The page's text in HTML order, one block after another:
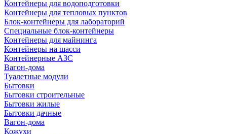
Контейнеры для водоподготовки
Контейнеры для тепловых пунктов
Блок-контейнеры для лабораторий
Специальные блок-контейнеры
Контейнеры для майнинга
Контейнеры на шасси
Контейнерные АЗС
Вагон-дома
Туалетные модули
Бытовки
Бытовки строительные
Бытовки жилые
Бытовки дачные
Вагон-дома
Кожухи